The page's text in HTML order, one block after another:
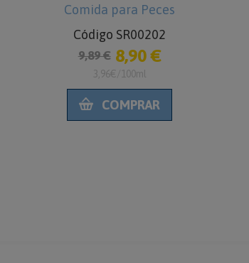
Comida para Peces
Código SR00202
9,89 € 8,90 €
3,96€/100ml
COMPRAR